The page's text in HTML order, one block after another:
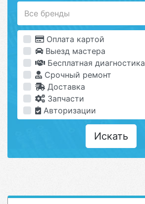
Все бренды
Оплата картой
Выезд мастера
Бесплатная диагностика
Срочный ремонт
Доставка
Запчасти
Авторизации
Искать